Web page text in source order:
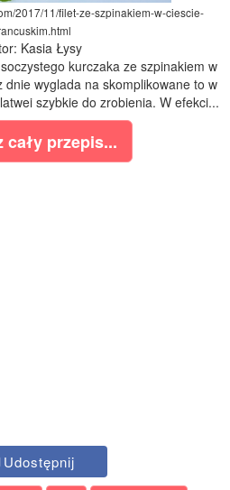
2017/11/filet-ze-szpinakiem-w-ciescie-
Kasia Łysy
kurczaka ze szpinakiem w
wyglada na skomplikowane to w
szybkie do zrobienia. W efekci...
cały przepis...
Udostępnij